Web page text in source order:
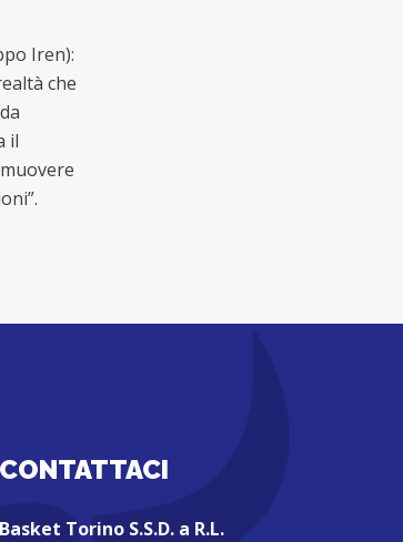
Iren):
che
il
CONTATTACI
Basket Torino S.S.D. a R.L.